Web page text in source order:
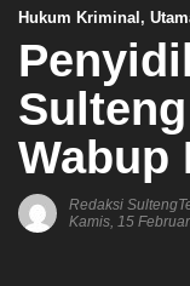
Hukum Kriminal ,
Wabup
Redaksi
Kamis, 15